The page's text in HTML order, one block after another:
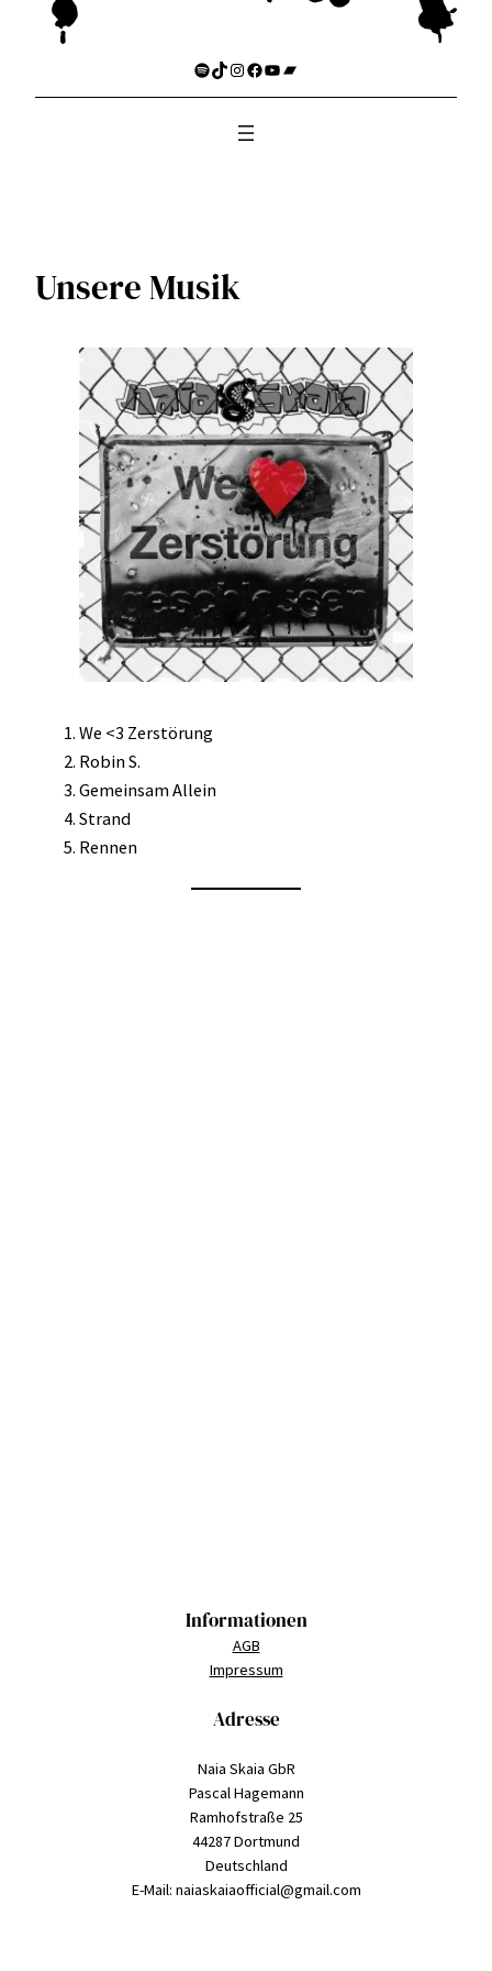
Spotify
TikTok
Instagram
Facebook
YouTube
Bandcamp
Unsere Musik
We <3 Zerstörung
Robin S.
Gemeinsam Allein
Strand
Rennen
Informationen
AGB
Impressum
Adresse
Naia Skaia GbR
Pascal Hagemann
Ramhofstraße 25
44287 Dortmund
Deutschland
E-Mail: naiaskaiaofficial@gmail.com